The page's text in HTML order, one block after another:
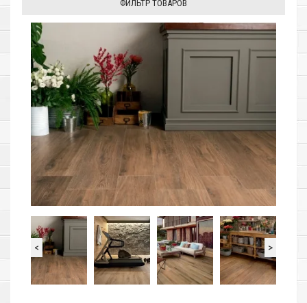
ФИЛЬТР ТОВАРОВ
< >